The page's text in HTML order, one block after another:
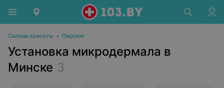
Салоны красоты • Пирсинг
Установка микродермала в
Минске 3